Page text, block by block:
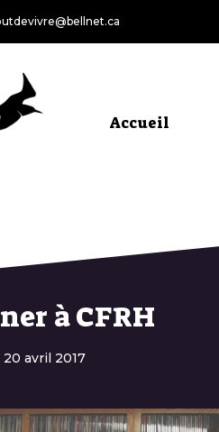
Accueil
à CFRH
20 avril 2017